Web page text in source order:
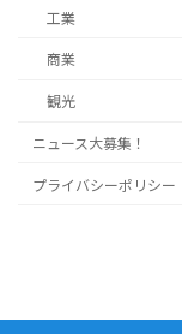
工業
商業
観光
ニュース大募集！
プライバシーポリシー